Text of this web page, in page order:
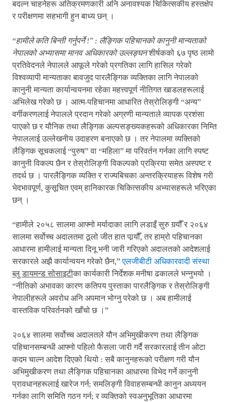
बदल्न चाहनेहरू अतिक्रमणकारी अनि अनावश्यक चिकित्सकीय हस्तक्षेप
र परीक्षणमा सहभागी हुन बाध्य छन् ।
“हामीले कति बिन्ती गर्नुपर्ने !” : लैङ्गिक पहिचानको कानुनी मान्यताको
नेपालको अभ्यासमा मानव अधिकारको उल्लङ्घनशीर्षकको ६७ पृष्ठ लामो
प्रतिवेदनले नेपालले आफूले गरेको प्रगतिका लागि हासिल गरेको
विश्वव्यापी मान्यताका बावजुद पारलैङ्गिक व्यक्तिका लागि नेपालको
कानुनी मान्यता कार्यान्वयनमा रहेका महत्त्वपूर्ण नीतिगत खाडलहरूलाई
अभिलेख गरेको छ । आत्म-पहिचानमा आधारित तेस्रोलिङ्गी “अन्य”
वर्गीकरणलाई नेपालले प्रदान गरेको अग्रणी मान्यताले व्यापक प्रशंसा
पाएको छ र यौनिक तथा लैङ्गिक अल्पसङ्ख्यकहरूको अधिकारका निम्ति
नेपाललाई उल्लेखनीय उदाहरण बनाएको छ । तर नेपालमा व्यक्तिको
लैङ्गिक सूचक‍लाई “पुरुष” वा “महिला” मा परिवर्तन गर्नका लागि स्पष्ट
कानुनी विकल्प छैन र तेस्रोलिङ्गी विकल्पको प्रक्रिया समेत अस्पष्ट र
तदर्थ छ । पारलैङ्गिक व्यक्ति र राज्यबिचका अन्तरक्रियाहरू विशेष गरी
भेदभावपूर्ण, कुसूचित एवम् हानिकारक चिकित्सकीय अभ्यासहरूले भरिएका
छन् ।
“हामीले २०५८ सालमा आफ्नो मर्यादाका लागि लडाइँ सुरु गर्‍यौँ र २०६४
सालमा सर्वोच्च अदालतमा ठूलो जीत हात पार्‍यौँ, तर हाम्रो पहिचानका
आधारमा हामीलाई मान्यता दिनू भनी जारी गरिएको अदालतको आदेशलाई
सरकारले अझै कार्यान्वयन गरेको छैन,”एलजीबीटी अधिकारवादी संस्था
ब्लु डायमन्ड सोसाइटीका कार्यकारी निर्देशक मनीषा ढकालले भन्नुभयो ।
“नीतिको अभावका कारण कतिपय पुस्ताका पारलैङ्गिक र तेस्रोलिङ्गी
नेपालीहरूले अवरोध अनि अपमान भोग्नु परेको छ । अब हामीलाई
वास्तविक परिवर्तनको खाँचो छ ।”
२०६४ सालमा सर्वोच्च अदालतले यौन अभिमुखीकरण तथा लैङ्गिक
पहिचानसम्बन्धी आफ्नो पहिलो फैसला जारी गर्दै सरकारलाई तीन ओटा
कदम चाल्न आदेश दिएको थियो : सबै कानुनहरूको परीक्षण गरी यौन
अभिमुखीकरण तथा लैङ्गिक पहिचानका आधारमा विभेद गर्ने कानुनी
प्रावधानहरूलाई खारेज गर्न; समलिङ्गी विवाहसम्बन्धी कानुन अध्ययन
गर्नका लागि समिति गठन गर्न; र व्यक्तिको स्वअनुभूतिका आधारमा